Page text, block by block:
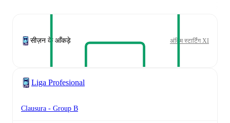
सीज़न के आँकड़े अंतिम स्टार्टिंग XI
Liga Profesional
Clausura - Group B